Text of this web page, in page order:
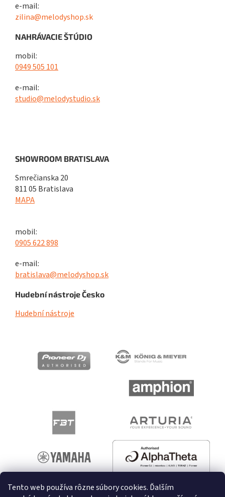
Tento web používa rôzne súbory cookies. Ďalším
e-mail:
zilina@melodyshop.sk
NAHRÁVACIE ŠTÚDIO
mobil:
0949 505 101
e-mail:
studio@melodystudio.sk
SHOWROOM BRATISLAVA
Smrečianska 20
811 05 Bratislava
MAPA
mobil:
0905 622 898
e-mail:
bratislava@melodyshop.sk
Hudební nástroje Česko
Hudební nástroje